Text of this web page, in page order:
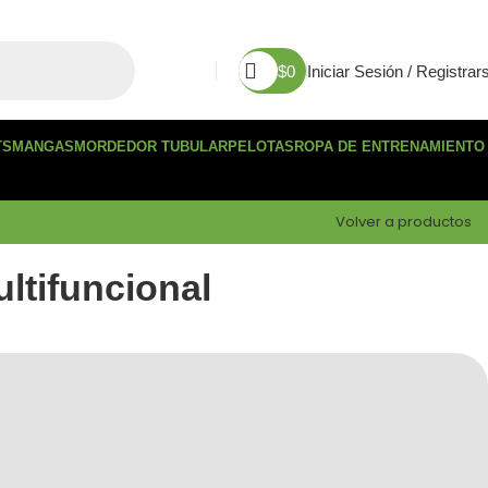
$0 Iniciar Sesión /
MANGAS MORDEDOR TUBULARPELOTAS ROPA DE ENTRENAMIENTO
Volver a productos